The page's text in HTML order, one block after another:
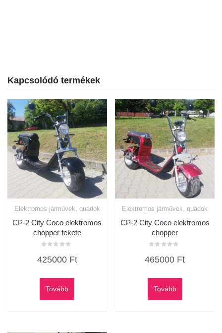
Kapcsolódó termékek
Elektromos járművek, quadok
CP-2 City Coco elektromos
chopper fekete
0
425000 Ft
Tovább
Elektromos járművek, quadok
CP-2 City Coco elektromos
chopper
0
465000 Ft
Tovább